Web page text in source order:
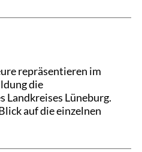
repräsentieren im
die
Landkreises Lüneburg.
auf die einzelnen